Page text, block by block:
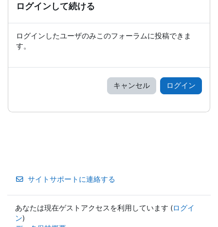
ログインして続ける
ログインしたユーザのみこのフォーラムに投稿できま
す。
キャンセル ログイン
サイトサポートに連絡する
あなたは現在ゲストアクセスを利用しています (ログイ
ン)